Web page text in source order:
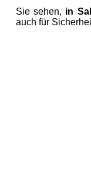
Sie sehen, in
auch für